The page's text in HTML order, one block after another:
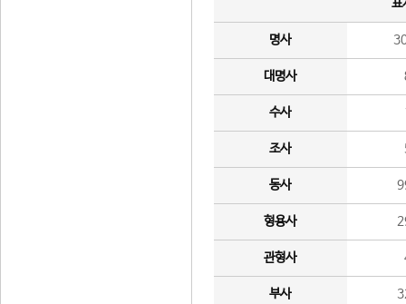
표
명사
대명사
수사
조사
동사
형용사
관형사
부사